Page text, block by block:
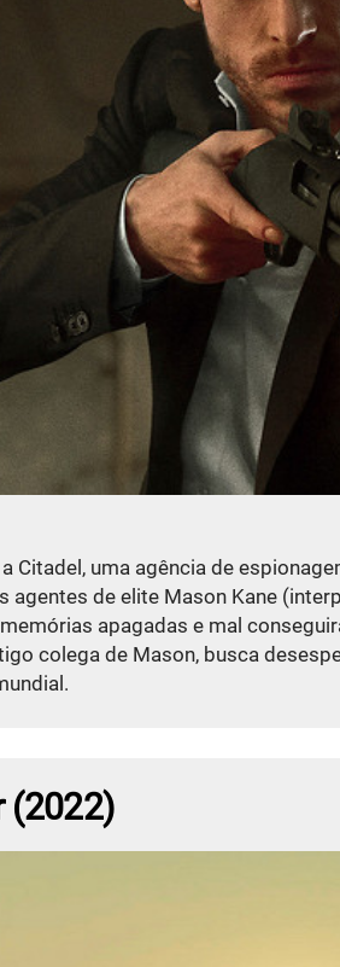
Citadel, uma agência de
agentes de elite Mason Kane
apagadas e mal
colega de Mason, busca
(2022)